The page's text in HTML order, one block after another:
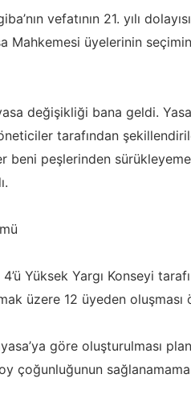
vefatının 21. yılı
Mahkemesi üyelerinin
değişikliği bana geldi.
tarafından
beni peşlerinden
Yüksek Yargı Konseyi
üzere 12 üyeden oluşması
göre oluşturulması
çoğunluğunun